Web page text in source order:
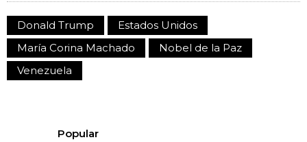
Donald Trump
Estados Unidos
María Corina Machado
Nobel de la Paz
Venezuela
Popular